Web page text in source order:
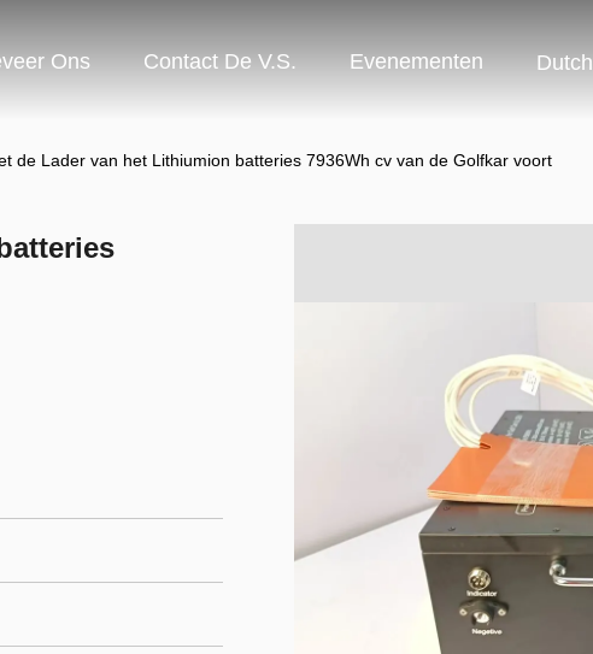
Ons Contact De V.S. Evenementen Dutch
de Lader van het Lithiumion batteries 7936Wh cv van de Golfkar voort